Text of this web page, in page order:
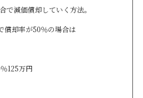
で減価償却していく方法。
償却率が50％の場合は
125万円